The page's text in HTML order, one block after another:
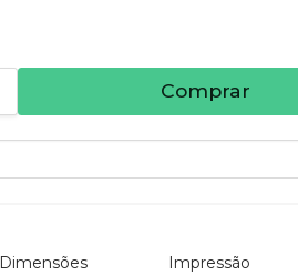
Comprar
Dimensões Impressão